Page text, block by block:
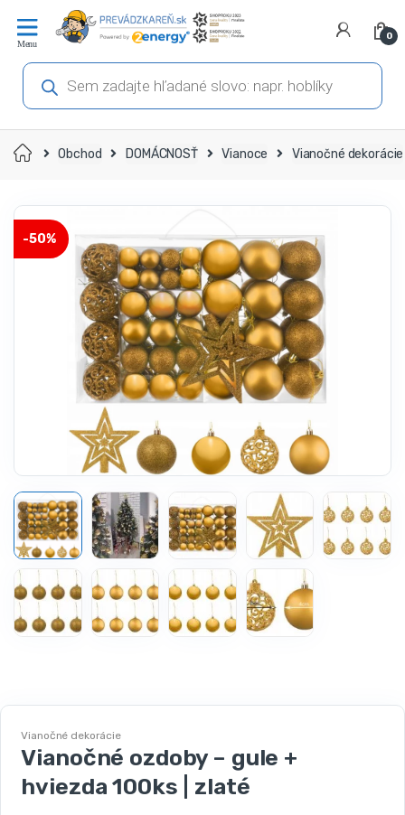
navigáciu
obsah
0
Products
search
Domov Obchod DOMÁCNOSŤ Vianoce Vianočné dekorácie
-50%
Vianočné dekorácie
Vianočné ozdoby – gule +
hviezda 100ks | zlaté